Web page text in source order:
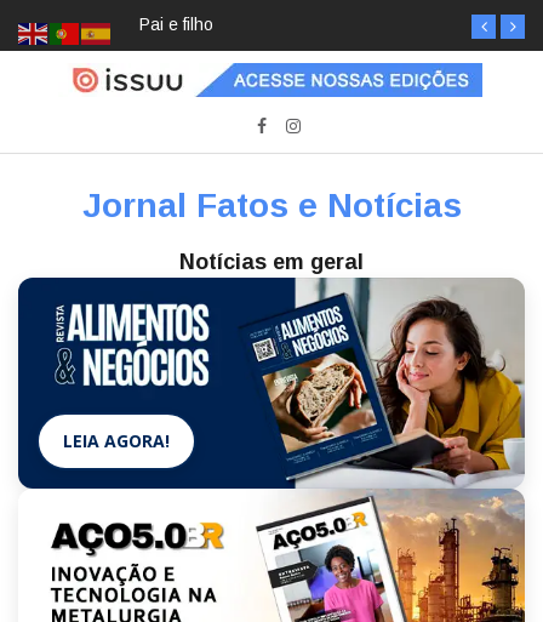
Pai e filho
Jornal Fatos e Notícias
Notícias em geral
LEIA AGORA!